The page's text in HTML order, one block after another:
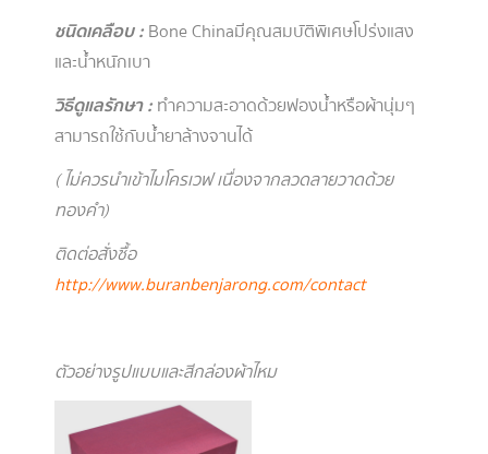
ชนิดเคลือบ :Bone Chinaมีคุณสมบัติพิเศษโปร่งแสง
และน้ำหนักเบา
วิธีดูแลรักษา :ทำความสะอาดด้วยฟองน้ำหรือผ้านุ่มๆ
สามารถใช้กับน้ำยาล้างจานได้
( ไม่ควรนำเข้าไมโครเวฟ เนื่องจากลวดลายวาดด้วย
ทองคำ )
ติดต่อสั่งซื้อ
http://www.buranbenjarong.com/contact
ตัวอย่างรูปแบบและสีกล่องผ้าไหม